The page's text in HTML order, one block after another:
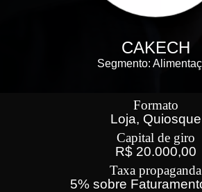
CAKECH
Segmento:
Formato
Loja, Quiosque
Capital de giro
R$ 20.000,00
Taxa propaganda
5% sobre